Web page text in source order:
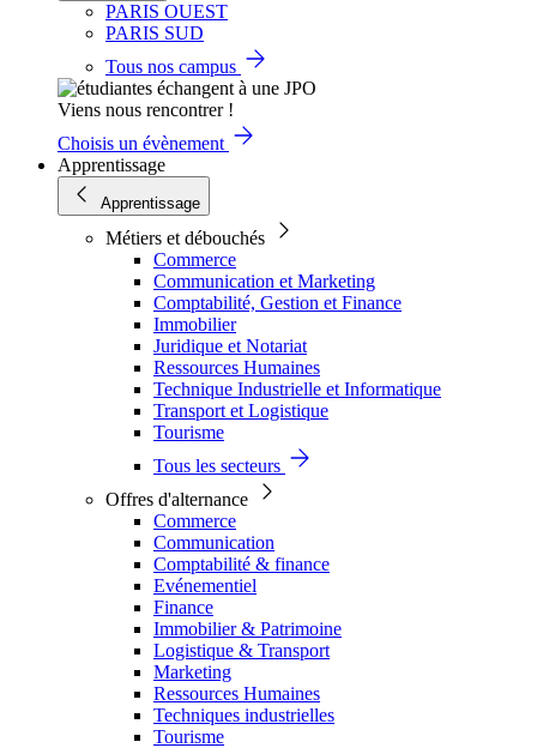
PARIS OUEST
PARIS SUD
Tous nos campus
Viens nous rencontrer !
Choisis un évènement
Apprentissage
Apprentissage
Métiers et débouchés
Commerce
Communication et Marketing
Comptabilité, Gestion et Finance
Immobilier
Juridique et Notariat
Ressources Humaines
Technique Industrielle et Informatique
Transport et Logistique
Tourisme
Tous les secteurs
Offres d'alternance
Commerce
Communication
Comptabilité & finance
Evénementiel
Finance
Immobilier & Patrimoine
Logistique & Transport
Marketing
Ressources Humaines
Techniques industrielles
Tourisme